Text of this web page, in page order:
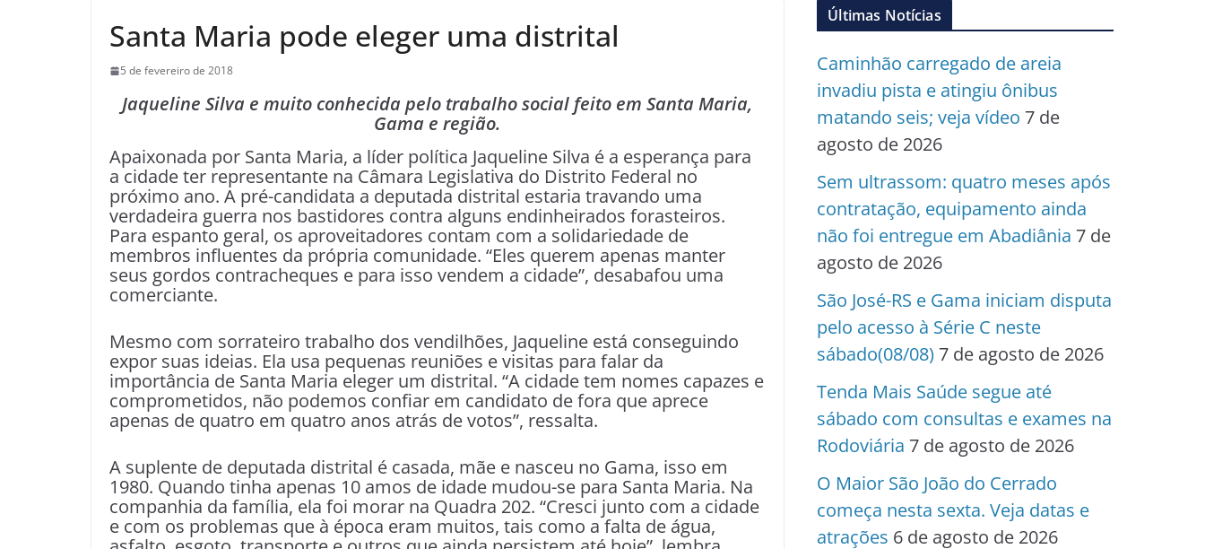
Santa Maria pode eleger uma distrital
5 de fevereiro de 2018
Jaqueline Silva e muito conhecida pelo trabalho social feito em Santa Maria,
Gama e região.
Apaixonada por Santa Maria, a líder política Jaqueline Silva é a esperança para
a cidade ter representante na Câmara Legislativa do Distrito Federal no
próximo ano. A pré-candidata a deputada distrital estaria travando uma
verdadeira guerra nos bastidores contra alguns endinheirados forasteiros.
Para espanto geral, os aproveitadores contam com a solidariedade de
membros influentes da própria comunidade. “Eles querem apenas manter
seus gordos contracheques e para isso vendem a cidade”, desabafou uma
comerciante.
Mesmo com sorrateiro trabalho dos vendilhões, Jaqueline está conseguindo
expor suas ideias. Ela usa pequenas reuniões e visitas para falar da
importância de Santa Maria eleger um distrital. “A cidade tem nomes capazes e
comprometidos, não podemos confiar em candidato de fora que aprece
apenas de quatro em quatro anos atrás de votos”, ressalta.
A suplente de deputada distrital é casada, mãe e nasceu no Gama, isso em
1980. Quando tinha apenas 10 amos de idade mudou-se para Santa Maria. Na
companhia da família, ela foi morar na Quadra 202. “Cresci junto com a cidade
e com os problemas que à época eram muitos, tais como a falta de água,
Últimas Notícias
Caminhão carregado de areia
invadiu pista e atingiu ônibus
matando seis; veja vídeo 7 de
agosto de 2026
Sem ultrassom: quatro meses após
contratação, equipamento ainda
não foi entregue em Abadiânia 7 de
agosto de 2026
São José-RS e Gama iniciam disputa
pelo acesso à Série C neste
sábado(08/08) 7 de agosto de 2026
Tenda Mais Saúde segue até
sábado com consultas e exames na
Rodoviária 7 de agosto de 2026
O Maior São João do Cerrado
começa nesta sexta. Veja datas e
atrações 6 de agosto de 2026